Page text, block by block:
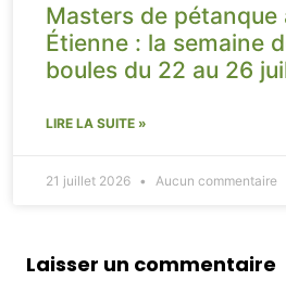
Masters de pétanque
Étienne : la semaine
boules du 22 au 26
LIRE LA SUITE »
21 juillet 2026 Aucun commentaire
Laisser un commentaire